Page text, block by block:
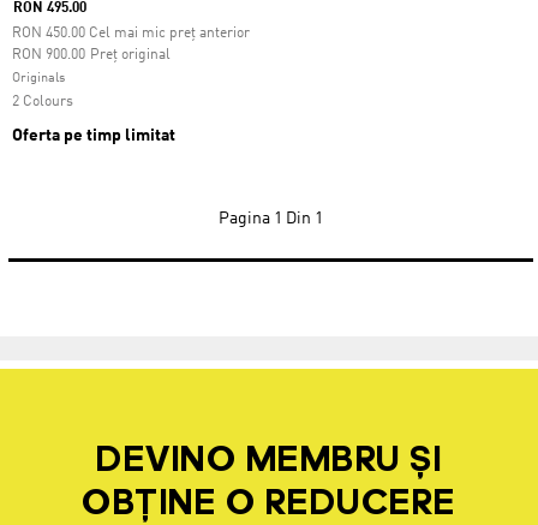
RON 495.00
RON 450.00 Cel mai mic preț anterior
Preț original
Preț redus de la
RON 900.00la
Originals
2 Colours
Oferta pe timp limitat
Pagina 1 Din 1
DEVINO MEMBRU ȘI
OBȚINE O REDUCERE